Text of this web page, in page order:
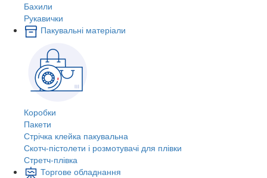
Бахили
Рукавички
Пакувальні матеріали
Коробки
Пакети
Стрічка клейка пакувальна
Скотч-пістолети і розмотувачі для плівки
Стретч-плівка
Торгове обладнання